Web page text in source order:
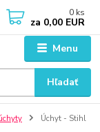
Menu
Hľadať
0 ks
za 0,00 EUR
Úchyt - Stihl